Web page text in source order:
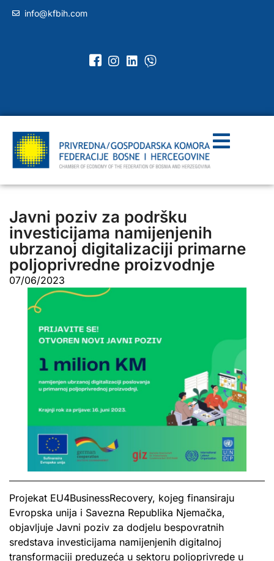
info@kfbih.com
Javni poziv za podršku
investicijama namijenjenih
ubrzanoj digitalizaciji primarne
poljoprivredne proizvodnje
07/06/2023
Projekat EU4BusinessRecovery, kojeg finansiraju
Evropska unija i Savezna Republika Njemačka,
objavljuje Javni poziv za dodjelu bespovratnih
sredstava investicijama namijenjenih digitalnoj
transformaciji preduzeća u sektoru poljoprivrede u